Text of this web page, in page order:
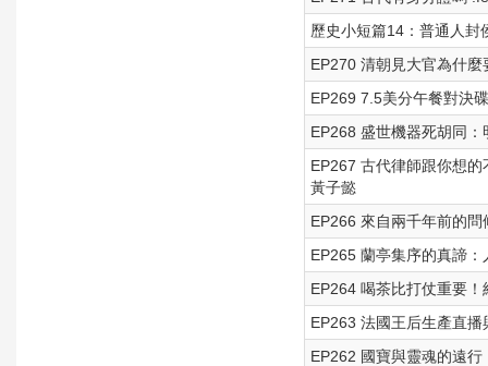
歷史小短篇14：普通人封
EP270 清朝見大官為什
EP269 7.5美分午餐對決
EP268 盛世機器死胡同
EP267 古代律師跟你想
黃子懿
EP266 來自兩千年前的
EP265 蘭亭集序的真諦
EP264 喝茶比打仗重要
EP263 法國王后生產直
EP262 國寶與靈魂的遠